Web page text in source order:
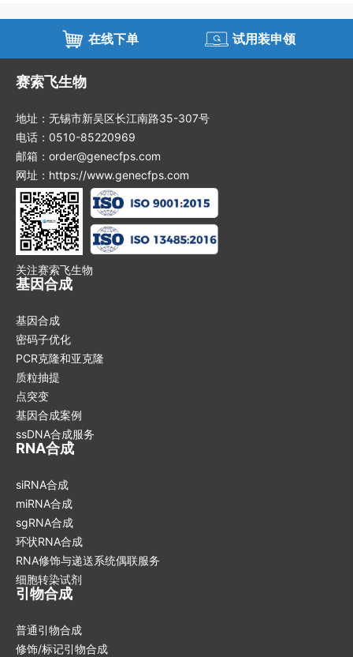
在线下单 试用装申领
赛索飞生物
地址：无锡市新吴区长江南路35-307号
电话：0510-85220969
邮箱：order@genecfps.com
网址：https://www.genecfps.com
关注赛索飞生物
基因合成
基因合成
密码子优化
PCR克隆和亚克隆
质粒抽提
点突变
基因合成案例
ssDNA合成服务
RNA合成
siRNA合成
miRNA合成
sgRNA合成
环状RNA合成
RNA修饰与递送系统偶联服务
细胞转染试剂
引物合成
普通引物合成
修饰/标记引物合成